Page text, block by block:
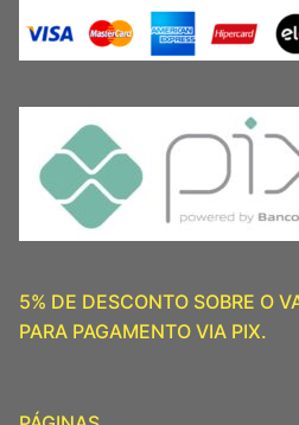
5% DE DESCONTO SOBRE O
PARA PAGAMENTO VIA PIX.